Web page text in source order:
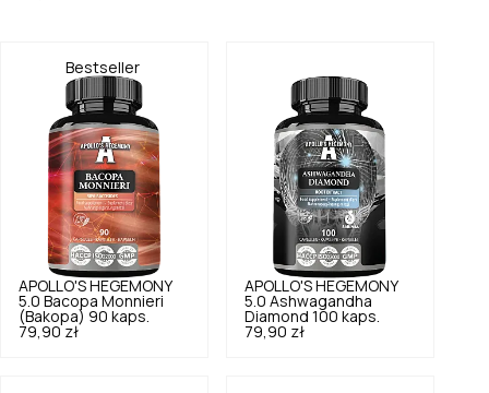
Bestseller
APOLLO'S HEGEMONY
5.0 Bacopa Monnieri
(Bakopa) 90 kaps.
79,90 zł
APOLLO'S HEGEMONY
5.0 Ashwagandha
Diamond 100 kaps.
79,90 zł